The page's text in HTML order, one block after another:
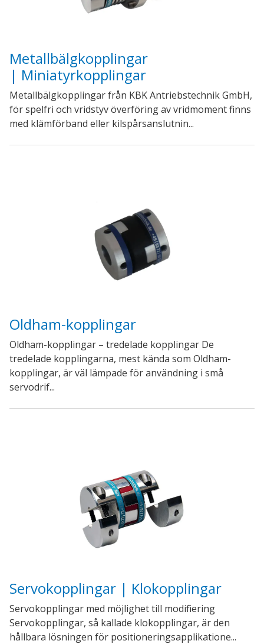
Metallbälgkopplingar
| Miniatyrkopplingar
Metallbälgkopplingar från KBK Antriebstechnik GmbH,
för spelfri och vridstyv överföring av vridmoment finns
med klämförband eller kilspårsanslutnin...
Oldham-kopplingar
Oldham-kopplingar – tredelade kopplingar De
tredelade kopplingarna, mest kända som Oldham-
kopplingar, är väl lämpade för användning i små
servodrif...
Servokopplingar | Klokopplingar
Servokopplingar med möjlighet till modifiering
Servokopplingar, så kallade klokopplingar, är den
hållbara lösningen för positioneringsapplikatione...